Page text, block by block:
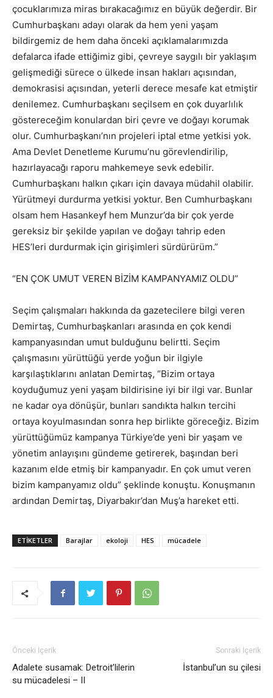
çocuklarımıza miras bırakacağımız en büyük değerdir. Bir
Cumhurbaşkanı adayı olarak da hem yeni yaşam
bildirgemiz de hem daha önceki açıklamalarımızda
defalarca ifade ettiğimiz gibi, çevreye saygılı bir yaklaşım
gelişmediği sürece o ülkede insan hakları açısından,
demokrasisi açısından, yeterli derece mesafe kat etmiştir
denilemez. Cumhurbaşkanı seçilsem en çok duyarlılık
göstereceğim konulardan biri çevre ve doğayı korumak
olur. Cumhurbaşkanı’nın projeleri iptal etme yetkisi yok.
Ama Devlet Denetleme Kurumu’nu görevlendirilip,
hazırlayacağı raporu mahkemeye sevk edebilir.
Cumhurbaşkanı halkın çıkarı için davaya müdahil olabilir.
Yürütmeyi durdurma yetkisi yoktur. Ben Cumhurbaşkanı
olsam hem Hasankeyf hem Munzur’da bir çok yerde
gereksiz bir şekilde yapılan ve doğayı tahrip eden
HES’leri durdurmak için girişimleri sürdürürüm.”
“EN ÇOK UMUT VEREN BİZİM KAMPANYAMIZ OLDU”
Seçim çalışmaları hakkında da gazetecilere bilgi veren
Demirtaş, Cumhurbaşkanları arasında en çok kendi
kampanyasından umut bulduğunu belirtti. Seçim
çalışmasını yürüttüğü yerde yoğun bir ilgiyle
karşılaştıklarını anlatan Demirtaş, “Bizim ortaya
koyduğumuz yeni yaşam bildirisine iyi bir ilgi var. Bunlar
ne kadar oya dönüşür, bunları sandıkta halkın tercihi
ortaya koyulmasından sonra hep birlikte göreceğiz. Bizim
yürüttüğümüz kampanya Türkiye’de yeni bir yaşam ve
yönetim anlayışını gündeme getirerek, başından beri
kazanım elde etmiş bir kampanyadır. En çok umut veren
bizim kampanyamız oldu” şeklinde konuştu. Konuşmanın
ardından Demirtaş, Diyarbakır’dan Muş’a hareket etti.
ETIKETLER Barajlar ekoloji HES mücadele
Önceki İçerik
Adalete susamak: Detroit’lilerin
su mücadelesi – II
Sonraki İçerik
İstanbul’un su çilesi